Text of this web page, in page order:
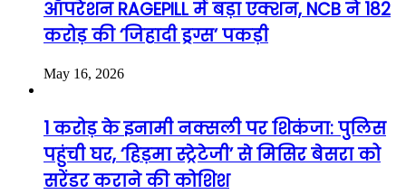
ऑपरेशन RAGEPILL में बड़ा एक्शन, NCB ने 182
करोड़ की ‘जिहादी ड्रग्स’ पकड़ी
May 16, 2026
1 करोड़ के इनामी नक्सली पर शिकंजा: पुलिस
पहुंची घर, ‘हिड़मा स्ट्रेटेजी’ से मिसिर बेसरा को
सरेंडर कराने की कोशिश